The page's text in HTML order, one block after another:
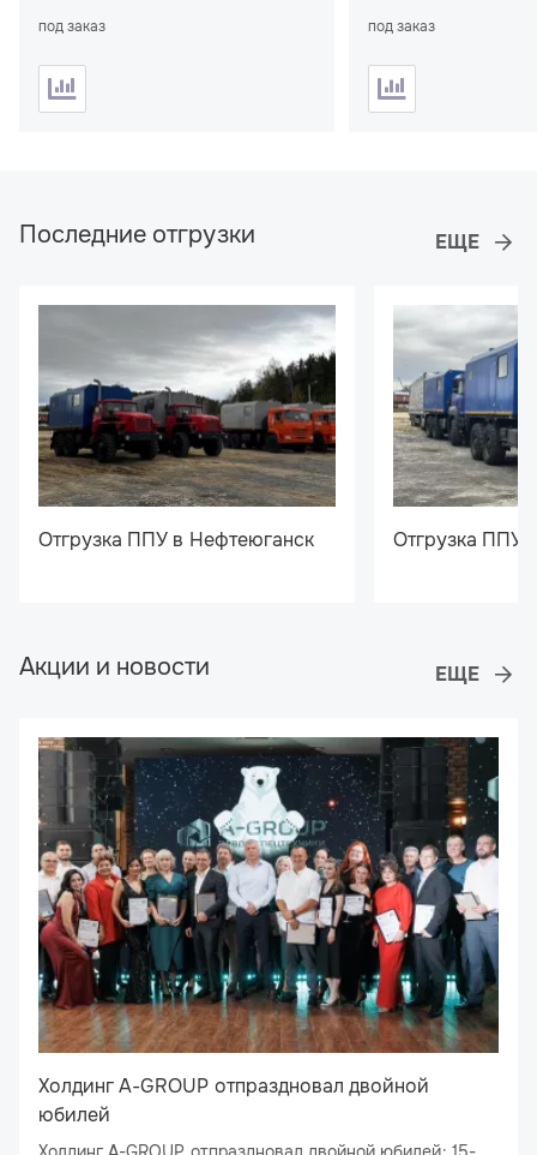
под заказ под заказ
Последние отгрузки
Отгрузка ППУ в Нефтеюганск Отгрузка ППУ
Акции и новости
Холдинг A-GROUP отпраздновал двойной
юбилей